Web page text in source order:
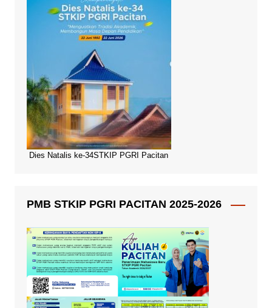
Dies Natalis ke-34STKIP PGRI Pacitan
PMB STKIP PGRI PACITAN 2025-2026